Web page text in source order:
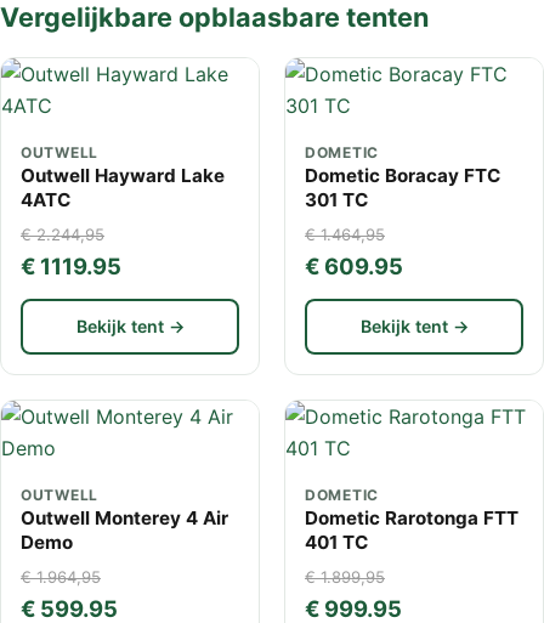
Vergelijkbare opblaasbare tenten
OUTWELL
Outwell Hayward Lake
4ATC
€ 2.244,95
€ 1119.95
Bekijk tent →
DOMETIC
Dometic Boracay FTC
301 TC
€ 1.464,95
€ 609.95
Bekijk tent →
OUTWELL
Outwell Monterey 4 Air
Demo
€ 1.964,95
€ 599.95
DOMETIC
Dometic Rarotonga FTT
401 TC
€ 1.899,95
€ 999.95